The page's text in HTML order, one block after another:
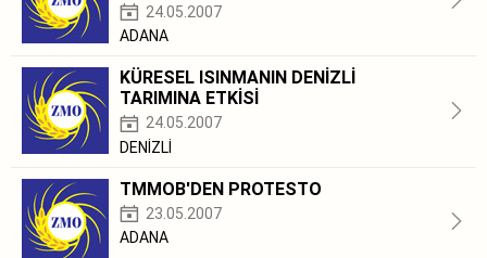
24.05.2007
ADANA
KÜRESEL ISINMANIN DENİZLİ
TARIMINA ETKİSİ
24.05.2007
DENİZLİ
TMMOB'DEN PROTESTO
23.05.2007
ADANA